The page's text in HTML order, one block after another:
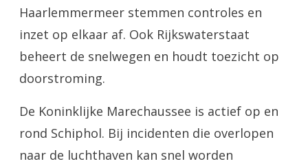
Haarlemmermeer stemmen controles en
inzet op elkaar af. Ook Rijkswaterstaat
beheert de snelwegen en houdt toezicht op
doorstroming.
De Koninklijke Marechaussee is actief op en
rond Schiphol. Bij incidenten die overlopen
naar de luchthaven kan snel worden